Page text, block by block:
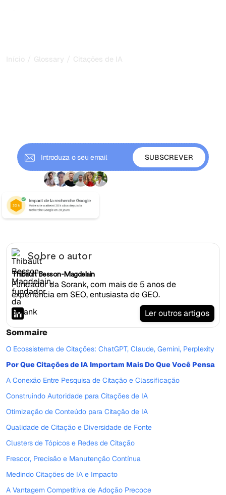
Início / Glossary / Citações de IA
Sobre o autor
Thibault Besson-Magdelain
Fundador da Sorank, com mais de 5 anos de
experiência em SEO, entusiasta de GEO.
Ler outros artigos
Sommaire
O Ecossistema de Citações: ChatGPT, Claude, Gemini, Perplexity
Por Que Citações de IA Importam Mais Do Que Você Pensa
A Conexão Entre Pesquisa de Citação e Classificação
Construindo Autoridade para Citações de IA
Otimização de Conteúdo para Citação de IA
Qualidade de Citação e Diversidade de Fonte
Clusters de Tópicos e Redes de Citação
Frescor, Precisão e Manutenção Contínua
Medindo Citações de IA e Impacto
A Vantagem Competitiva de Adoção Precoce